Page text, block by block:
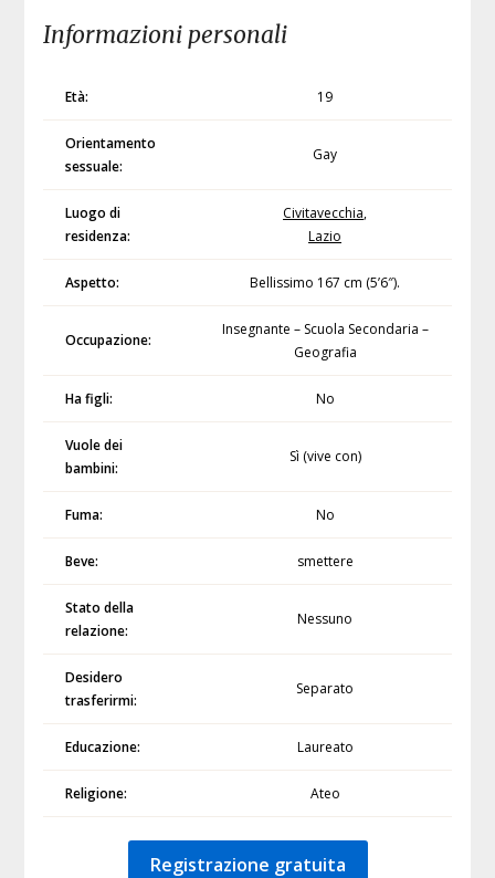
Informazioni personali
Età: 19
Orientamento
sessuale:
Gay
Luogo di
residenza:
Civitavecchia,
Lazio
Aspetto: Bellissimo 167 cm (5’6″).
Occupazione:
Insegnante – Scuola Secondaria –
Geografia
Ha figli: No
Vuole dei
bambini:
Sì (vive con)
Fuma: No
Beve: smettere
Stato della
relazione:
Nessuno
Desidero
trasferirmi:
Separato
Educazione: Laureato
Religione: Ateo
Registrazione gratuita